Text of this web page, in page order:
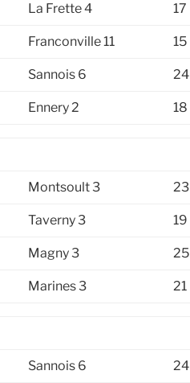
La Frette 4 17
Franconville 11 15
Sannois 6 24
Ennery 2 18
Montsoult 3 23
Taverny 3 19
Magny 3 25
Marines 3 21
Sannois 6 24